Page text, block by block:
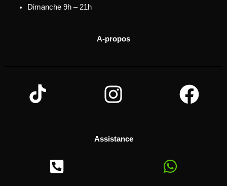
Dimanche 9h – 21h
A-propos
Assistance